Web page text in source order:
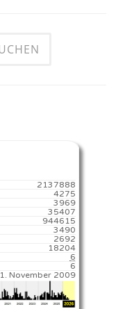
2137888
4275
3969
35407
944615
3490️
2692
18204️
6
6
1. November 2009